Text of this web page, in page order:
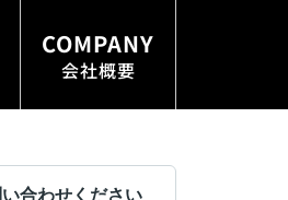
COMPANY
会社概要
合わせください